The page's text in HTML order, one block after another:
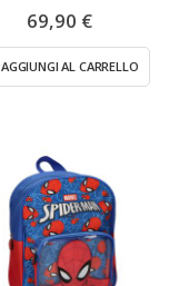
69,90 €
AGGIUNGI AL CARRELLO